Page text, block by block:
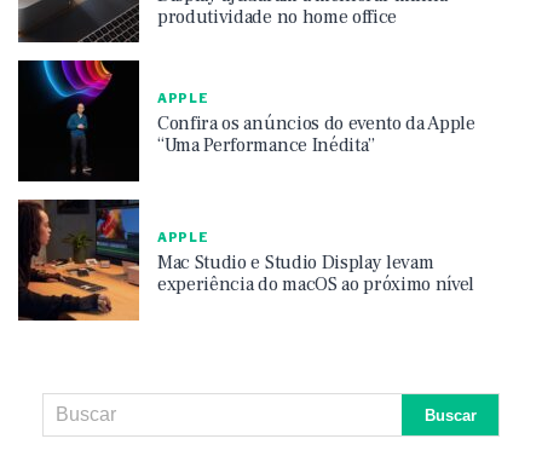
produtividade no home office
APPLE
Confira os anúncios do evento da Apple
“Uma Performance Inédita”
APPLE
Mac Studio e Studio Display levam
experiência do macOS ao próximo nível